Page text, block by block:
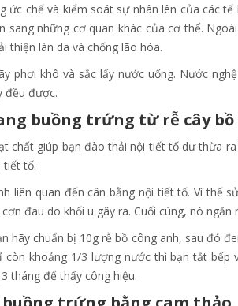
ức chế và kiểm soát sự nhân lên của các
sang những cơ quan khác của cơ thể.
thiện làn da và chống lão hóa.
phơi khô và sắc lấy nước uống. Nước
đều được.
buồng trứng từ rễ cây bồ
chất giúp bạn đào thải nội tiết tố dư thừa
tiết tố.
liên quan đến cân bằng nội tiết tố. Vì thế
đau do khối u gây ra. Cuối cùng, nó ngăn
hãy chuẩn bị 10g rễ bồ công anh, sau đó
khoảng 1/3 lượng nước thì bạn tắt bếp
tháng để thấy công hiệu.